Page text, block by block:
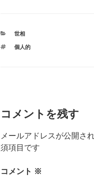
カ
ゴ
世相
タ
個人的
コメントを残す
メールアドレスが公開さ
須項目です
コメント ※